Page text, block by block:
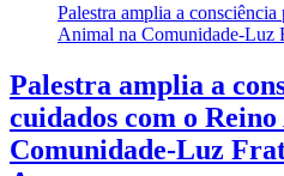
Palestra amplia a
Animal na Comunidade-Luz
Palestra amplia a
cuidados com o
Comunidade-Luz